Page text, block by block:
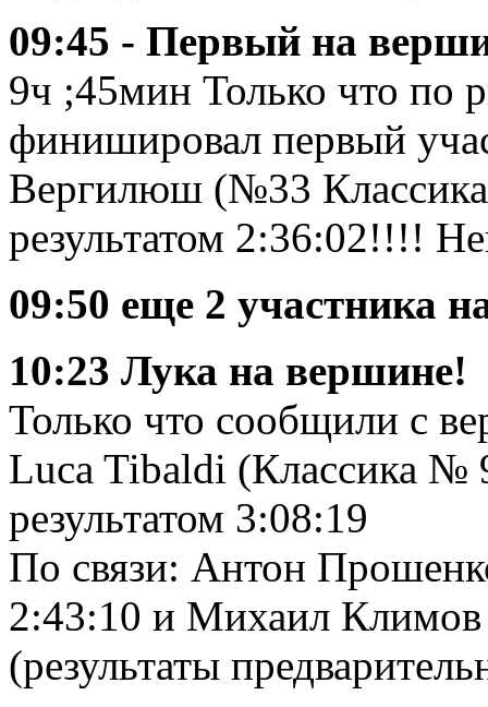
09:45 - Первый на
9ч ;45мин Только что по
финишировал первый
Вергилюш (№33
результатом 2:36:02!!!!
09:50 еще 2 участника
10:23 Лука на вершине!
Только что сообщили с
Luca Tibaldi (Классика №
результатом 3:08:19
По связи: Антон
2:43:10 и Михаил
(результаты